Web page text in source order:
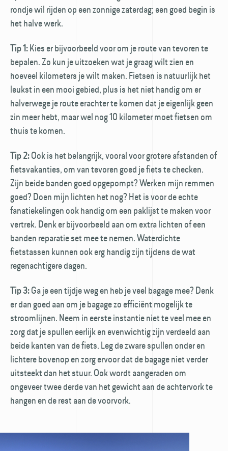
rondje wil rijden op een zonnige zaterdag; een goed begin is
het halve werk.
Tip 1:Kies er bijvoorbeeld voor om je route van tevoren te
bepalen. Zo kun je uitzoeken wat je graag wilt zien en
hoeveel kilometers je wilt maken. Fietsen is natuurlijk het
leukst in een mooi gebied, plus is het niet handig om er
halverwege je route erachter te komen dat je eigenlijk geen
zin meer hebt, maar wel nog 10 kilometer moet fietsen om
thuis te komen.
Tip 2:Ook is het belangrijk, vooral voor grotere afstanden of
fietsvakanties, om van tevoren goed je fiets te checken.
Zijn beide banden goed opgepompt? Werken mijn remmen
goed? Doen mijn lichten het nog? Het is voor de echte
fanatiekelingen ook handig om een paklijst te maken voor
vertrek. Denk er bijvoorbeeld aan om extra lichten of een
banden reparatie set mee te nemen. Waterdichte
fietstassen kunnen ook erg handig zijn tijdens de wat
regenachtigere dagen.
Tip 3:Ga je een tijdje weg en heb je veel bagage mee? Denk
er dan goed aan om je bagage zo efficiënt mogelijk te
stroomlijnen. Neem in eerste instantie niet te veel mee en
zorg dat je spullen eerlijk en evenwichtig zijn verdeeld aan
beide kanten van de fiets. Leg de zware spullen onder en
lichtere bovenop en zorg ervoor dat de bagage niet verder
uitsteekt dan het stuur. Ook wordt aangeraden om
ongeveer twee derde van het gewicht aan de achtervork te
hangen en de rest aan de voorvork.